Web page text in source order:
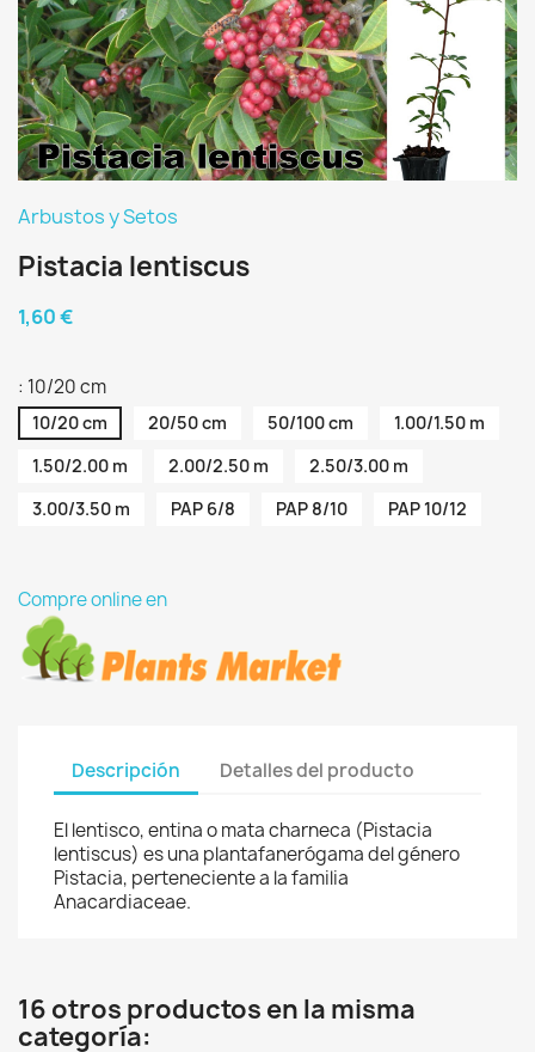
Arbustos y Setos
Pistacia lentiscus
1,60 €
: 10/20 cm
10/20 cm 20/50 cm 50/100 cm
1.00/1.50 m
1.50/2.00 m
2.00/2.50 m
2.50/3.00 m
3.00/3.50 m
PAP 6/8 PAP 8/10 PAP 10/12
Compre online en
Descripción Detalles del producto
El lentisco, entina o mata charneca (Pistacia
lentiscus) es una plantafanerógama del género
Pistacia, perteneciente a la familia
Anacardiaceae.
16 otros productos en la misma
categoría: